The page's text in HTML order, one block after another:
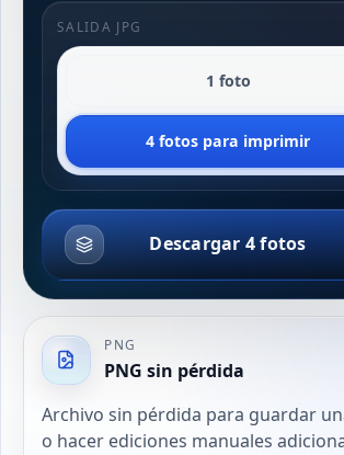
SALIDA JPG
1 foto
4 fotos para imprimir
Descargar 4 fotos
PNG
PNG sin pérdida
Archivo sin pérdida para guardar
o hacer ediciones manuales